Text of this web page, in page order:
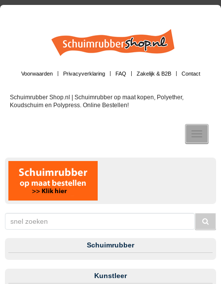
Voorwaarden Privacyverklaring FAQ Zakelijk & B2B Contact
Schuimrubber Shop.nl | Schuimrubber op maat kopen, Polyether,
Koudschuim en Polypress. Online Bestellen!
Toggle
Schuimrubber
Kunstleer